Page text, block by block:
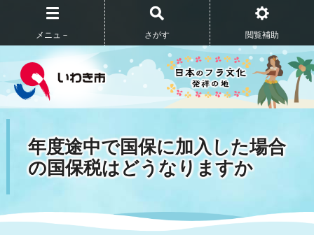
メニュ－ さがす 閲覧補助
年度途中で国保に加入した場合
の国保税はどうなりますか